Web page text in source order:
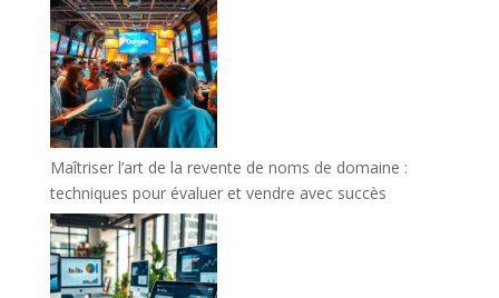
Maîtriser l’art de la revente de noms de domaine :
techniques pour évaluer et vendre avec succès